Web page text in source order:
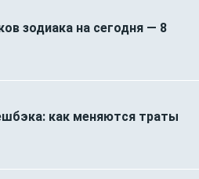
зодиака на сегодня — 8
как меняются траты